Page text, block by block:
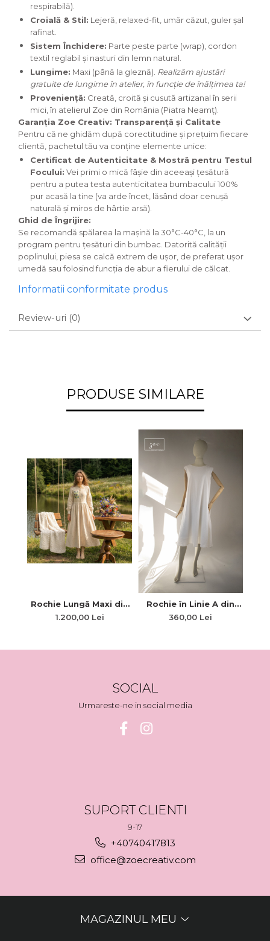
respirabilă).
Croială & Stil: Lejeră, relaxed-fit, umăr căzut, guler șal
rafinat.
Sistem Închidere: Parte peste parte (wrap), cordon
textil reglabil și nasturi din lemn natural.
Lungime: Maxi (până la gleznă). Realizăm ajustări
gratuite de lungime în atelier, în funcție de înălțimea ta!
Proveniență: Creată, croită și cusută artizanal în serii
mici, în atelierul Zoe din România (Piatra Neamț).
Garanția Zoe Creativ: Transparență și Calitate
Pentru că ne ghidăm după corectitudine și prețuim fiecare
clientă, pachetul tău va conține elemente unice:
Certificat de Autenticitate & Mostră pentru Testul
Focului: Vei primi o mică fâșie din aceeași țesătură
pentru a putea testa autenticitatea bumbacului 100%
pur acasă la tine (va arde încet, lăsând doar cenușă
naturală și miros de hârtie arsă).
Ghid de Îngrijire:
Se recomandă spălarea la mașină la 30°C-40°C, la un
program pentru țesături din bumbac. Datorită calității
poplinului, piesa se calcă extrem de ușor, de preferat ușor
umedă sau folosind funcția de abur a fierului de călcat.
Informatii conformitate produs
Review-uri (0)
PRODUSE SIMILARE
Rochie Lungă Maxi din
Pânză Topită cu Model
în Relief, Broderie și Plii
1.200,00 Lei
Rochie în Linie A din
Pânză Topită Robustă
cu Buzunare Ascunse
360,00 Lei
SOCIAL
Urmareste-ne in social media
SUPORT CLIENTI
9-17
+40740417813
office@zoecreativ.com
MAGAZINUL MEU